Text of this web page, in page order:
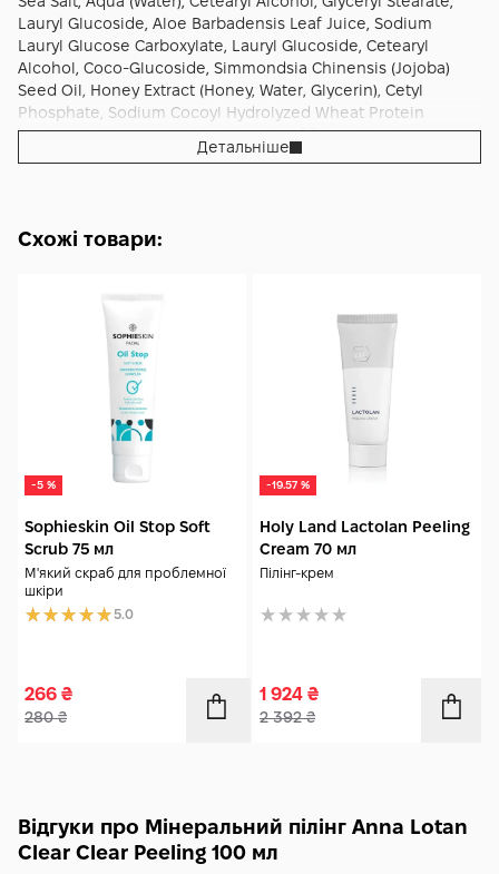
Lauryl Glucoside, Aloe Barbadensis Leaf Juice, Sodium
Lauryl Glucose Carboxylate, Lauryl Glucoside, Cetearyl
Alcohol, Coco-Glucoside, Simmondsia Chinensis (Jojoba)
Seed Oil, Honey Extract (Honey, Water, Glycerin), Cetyl
Phosphate, Sodium Cocoyl Hydrolyzed Wheat Protein
Glutamate, Hamamelis Virginiana Leaf Extract, Lonicera
Caprifolium Extract, Citrus Aurantium Dulcis (Orange) Peel
Детальніше
Схожі товари:
-5 %
Sophieskin Oil Stop Soft
Scrub 75 мл
М'який скраб для проблемної
шкіри
5.0
266 ₴
280₴
-19.57 %
Holy Land Lactolan Peeling
Cream 70 мл
Пілінг-крем
1 924 ₴
2 392₴
Відгуки про Мінеральний пілінг Anna Lotan
Clear Clear Peeling 100 мл